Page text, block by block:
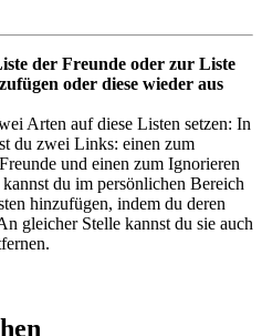
der Freunde oder zur Liste
oder diese wieder aus
Arten auf diese Listen setzen: In
du zwei Links: einen zum
und einen zum Ignorieren
du im persönlichen Bereich
hinzufügen, indem du deren
gleicher Stelle kannst du sie auch